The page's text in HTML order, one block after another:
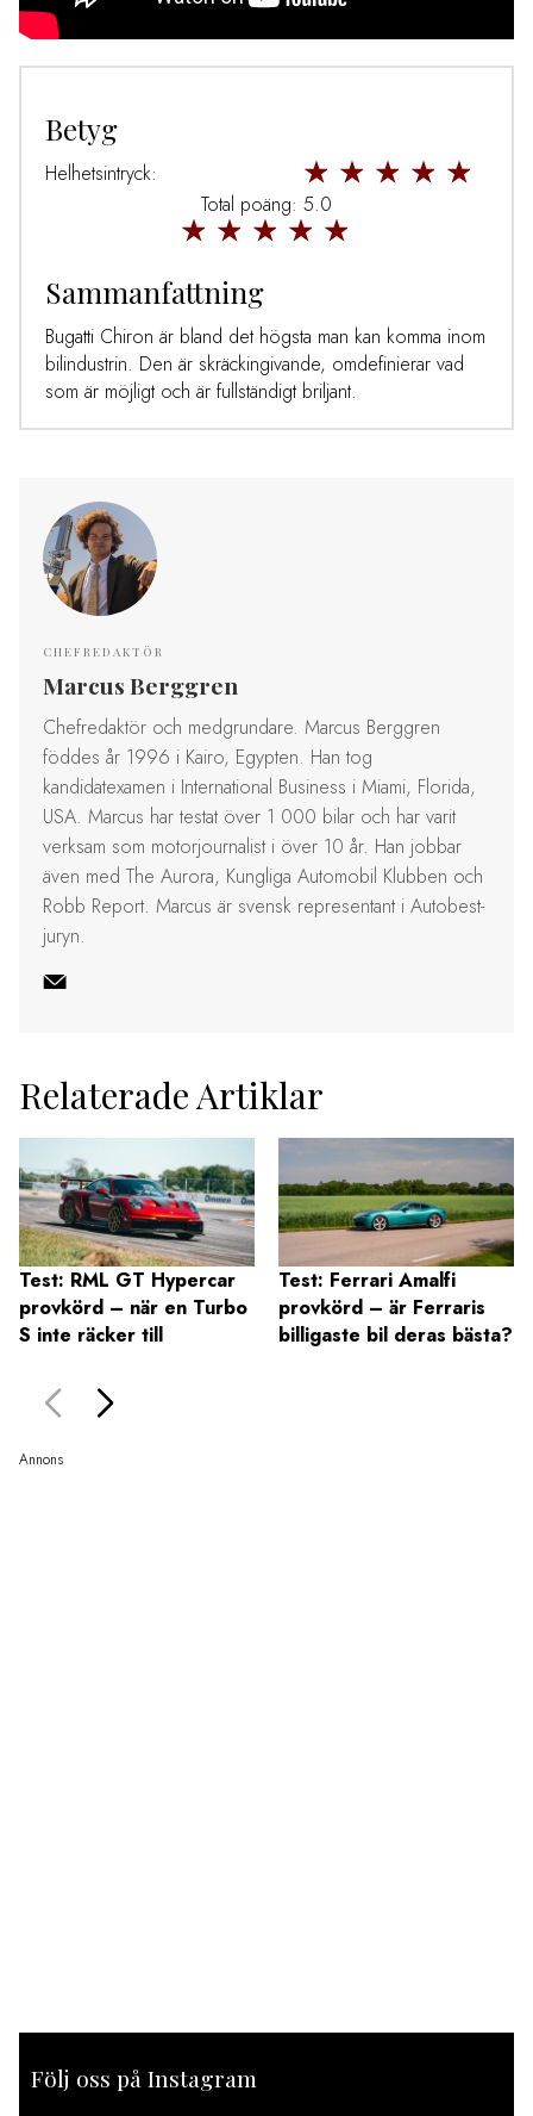
Betyg
Helhetsintryck:
Total poäng: 5.0
Sammanfattning
Bugatti Chiron är bland det högsta man kan komma inom
bilindustrin. Den är skräckingivande, omdefinierar vad
som är möjligt och är fullständigt briljant.
CHEFREDAKTÖR
Marcus Berggren
Chefredaktör och medgrundare. Marcus Berggren
föddes år 1996 i Kairo, Egypten. Han tog
kandidatexamen i International Business i Miami, Florida,
USA. Marcus har testat över 1 000 bilar och har varit
verksam som motorjournalist i över 10 år. Han jobbar
även med The Aurora, Kungliga Automobil Klubben och
Robb Report. Marcus är svensk representant i Autobest-
juryn.
Relaterade Artiklar
Test: RML GT Hypercar
provkörd – när en Turbo
S inte räcker till
Test: Ferrari Amalfi
provkörd – är Ferraris
billigaste bil deras bästa?
Annons
Följ oss på Instagram